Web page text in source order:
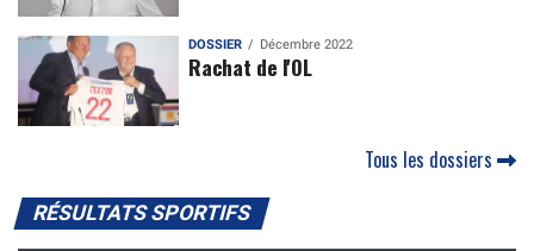
DOSSIER Décembre 2022
Rachat de l'OL
Tous les dossiers
RÉSULTATS SPORTIFS